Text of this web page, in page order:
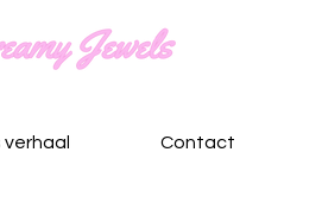
verhaal Contact